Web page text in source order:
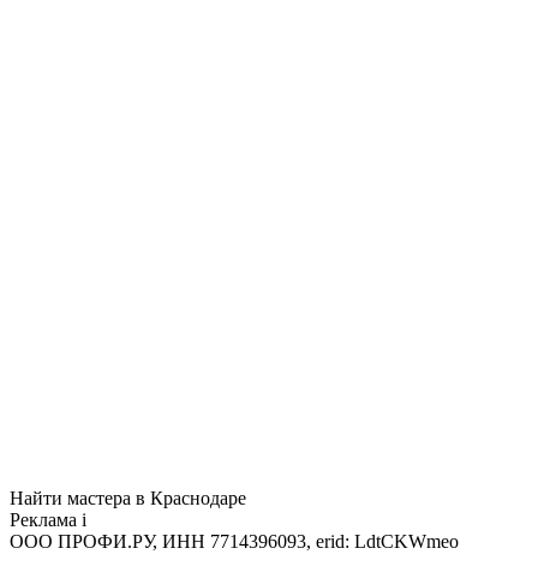
Найти мастера в Краснодаре
Реклама i
ООО ПРОФИ.РУ, ИНН 7714396093, erid: LdtCKWmeo